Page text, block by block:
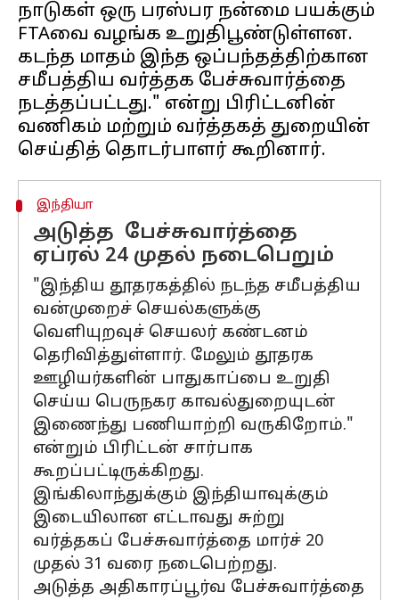
நாடுகள் ஒரு பரஸ்பர நன்மை பயக்கும்
FTAவை வழங்க உறுதிபூண்டுள்ளன.
கடந்த மாதம் இந்த ஒப்பந்தத்திற்கான
சமீபத்திய வர்த்தக பேச்சுவார்த்தை
நடத்தப்பட்டது." என்று பிரிட்டனின்
வணிகம் மற்றும் வர்த்தகத் துறையின்
இந்தியா
அடுத்த பேச்சுவார்த்தை
ஏப்ரல் 24 முதல் நடைபெறும்
"இந்திய தூதரகத்தில் நடந்த சமீபத்திய
வன்முறைச் செயல்களுக்கு
வெளியுறவுச் செயலர் கண்டனம்
தெரிவித்துள்ளார். மேலும் தூதரக
ஊழியர்களின் பாதுகாப்பை உறுதி
செய்ய பெருநகர காவல்துறையுடன்
இணைந்து பணியாற்றி வருகிறோம்."
என்றும் பிரிட்டன் சார்பாக
கூறப்பட்டிருக்கிறது.
இங்கிலாந்துக்கும் இந்தியாவுக்கும்
இடையிலான எட்டாவது சுற்று
வர்த்தகப் பேச்சுவார்த்தை மார்ச் 20
முதல் 31 வரை நடைபெற்றது.
அடுத்த அதிகாரப்பூர்வ பேச்சுவார்த்தை